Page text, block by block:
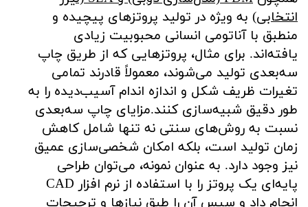
انتخابی) به ویژه در تولید پروتزهای پیچیده و
منطبق با آناتومی انسانی محبوبیت زیادی
یافته‌اند. برای مثال، پروتزهایی که از طریق چاپ
سه‌بعدی تولید می‌شوند، معمولاً قادرند تمامی
تغیرات ظریف شکل و اندازه اندام آسیب‌دیده را به
طور دقیق شبیه‌سازی کنند.مزایای چاپ سه‌بعدی
نسبت به روش‌های سنتی نه تنها شامل کاهش
زمان تولید است، بلکه امکان شخصی‌سازی عمیق
نیز وجود دارد. به عنوان نمونه، می‌توان طراحی
پایه‌ای یک پروتز را با استفاده از نرم افزار CAD